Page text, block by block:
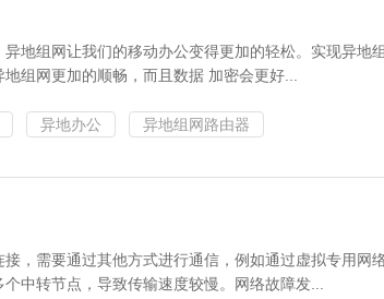
地组网让我们的移动办公变得更加的轻松。实现异地
组网更加的顺畅，而且数据 加密会更好...
异地办公 异地组网路由器
，需要通过其他方式进行通信，例如通过虚拟专用网
中转节点，导致传输速度较慢。网络故障发...